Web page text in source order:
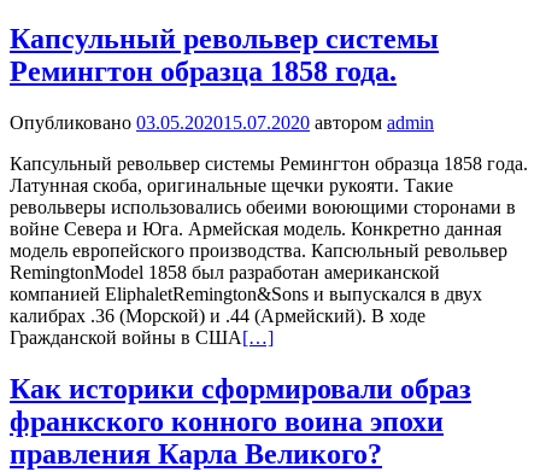
Капсульный револьвер системы
Ремингтон образца 1858 года.
Опубликовано 03.05.202015.07.2020 автором admin
Капсульный револьвер системы Ремингтон образца 1858 года.
Латунная скоба, оригинальные щечки рукояти. Такие
револьверы использовались обеими воюющими сторонами в
войне Севера и Юга. Армейская модель. Конкретно данная
модель европейского производства. Капсюльный револьвер
RemingtonModel 1858 был разработан американской
компанией EliphaletRemington&Sons и выпускался в двух
калибрах .36 (Морской) и .44 (Армейский). В ходе
Гражданской войны в США[…]
Как историки сформировали образ
франкского конного воина эпохи
правления Карла Великого?